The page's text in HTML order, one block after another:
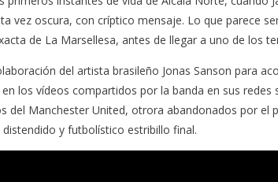
vez oscura, con críptico mensaje. Lo que parece
de La Marsellesa, antes de llegar a uno de los
del artista brasileño Jonas Sanson para
los vídeos compartidos por la banda en sus
del Manchester United, otrora abandonados por
y futbolístico estribillo final.